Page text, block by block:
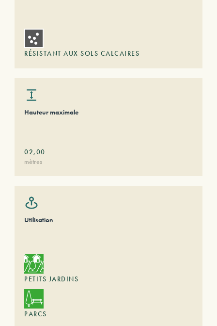
RÉSISTANT AUX SOLS CALCAIRES
Hauteur maximale
02,00
mètres
Utilisation
PETITS JARDINS
PARCS